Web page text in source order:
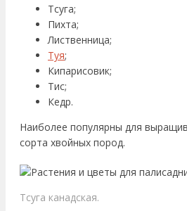
Тсуга;
Пихта;
Лиственница;
Туя;
Кипарисовик;
Тис;
Кедр.
Наиболее популярны для
сорта хвойных пород.
Тсуга канадская.